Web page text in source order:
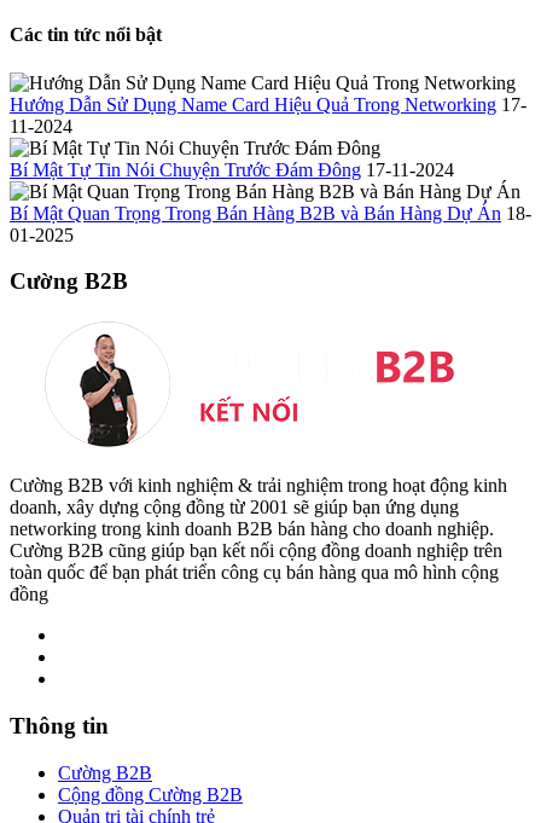
Các tin tức nổi bật
Hướng Dẫn Sử Dụng Name Card Hiệu Quả Trong Networking 17-
11-2024
Bí Mật Tự Tin Nói Chuyện Trước Đám Đông 17-11-2024
Bí Mật Quan Trọng Trong Bán Hàng B2B và Bán Hàng Dự Án 18-
01-2025
Cường B2B
Cường B2B với kinh nghiệm & trải nghiệm trong hoạt động kinh
doanh, xây dựng cộng đồng từ 2001 sẽ giúp bạn ứng dụng
networking trong kinh doanh B2B bán hàng cho doanh nghiệp.
Cường B2B cũng giúp bạn kết nối cộng đồng doanh nghiệp trên
toàn quốc để bạn phát triển công cụ bán hàng qua mô hình cộng
đồng
Thông tin
Cường B2B
Cộng đồng Cường B2B
Quản trị tài chính trẻ